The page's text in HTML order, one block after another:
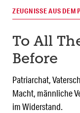
ZEUGNISSE AUS DEM
To All
Before
Patriarchat,
Macht, männliche
im Widerstand.